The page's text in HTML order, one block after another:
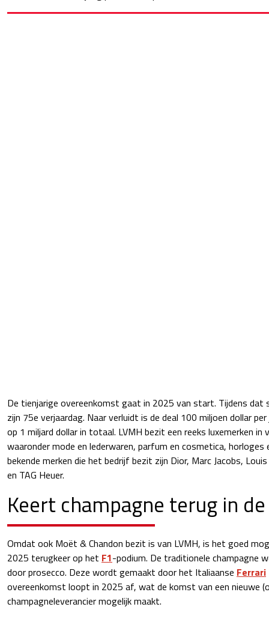
De tienjarige overeenkomst gaat in 2025 van start. Tijdens dat
zijn 75e verjaardag. Naar verluidt is de deal 100 miljoen dollar
op 1 miljard dollar in totaal. LVMH bezit een reeks luxemerken in
waaronder mode en lederwaren, parfum en cosmetica, horloges
bekende merken die het bedrijf bezit zijn Dior, Marc Jacobs,
en TAG Heuer.
Keert champagne terug in
Omdat ook Moët & Chandon bezit is van LVMH, is het goed
2025 terugkeer op het F1-podium. De traditionele champagne
door prosecco. Deze wordt gemaakt door het Italiaanse Ferrari
overeenkomst loopt in 2025 af, wat de komst van een nieuwe
champagneleverancier mogelijk maakt.